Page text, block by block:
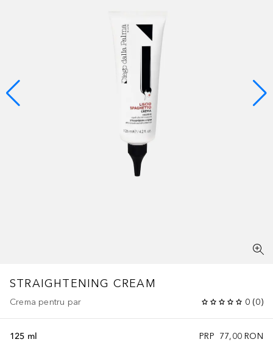
STRAIGHTENING CREAM
Crema pentru par 0 (0)
PRP 77,00 RON
125 ml